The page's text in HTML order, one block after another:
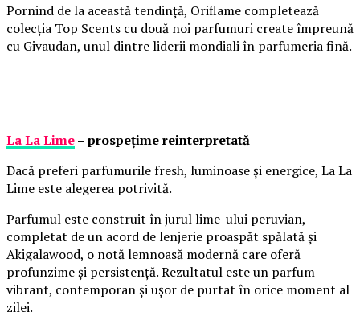
Pornind de la această tendință, Oriflame completează
colecția Top Scents cu două noi parfumuri create împreună
cu Givaudan, unul dintre liderii mondiali în parfumeria fină.
La La Lime– prospețime reinterpretată
Dacă preferi parfumurile fresh, luminoase și energice, La La
Lime este alegerea potrivită.
Parfumul este construit în jurul lime-ului peruvian,
completat de un acord de lenjerie proaspăt spălată și
Akigalawood, o notă lemnoasă modernă care oferă
profunzime și persistență. Rezultatul este un parfum
vibrant, contemporan și ușor de purtat în orice moment al
zilei.